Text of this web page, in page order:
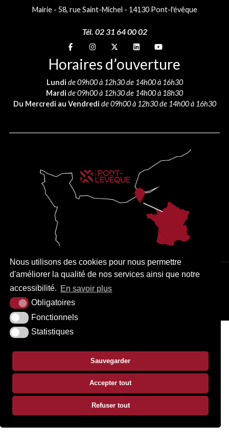
Nous utilisons des cookies pour nous permettre
d'améliorer la qualité de nos services ainsi que notre
accessibilité. En savoir plus
Obligatoires
Fonctionnels
Statistiques
Sauvegarder
Accepter tout
Refuser tout
Mairie - 58, rue Saint-Michel - 14130 Pont-l'évêque
Tél. 02 31 64 00 02
Suivez-nous sur
Suivez-nous sur
Suivez-nous sur
Suivez-nous sur
Suivez-nous sur
Horaires d’ouverture
Lundi de 09h00 à 12h30 de 14h00 à 16h30
Mardi de 09h00 à 12h30 de 14h00 à 18h30
Du Mercredi au Vendredi de 09h00 à 12h30 de 14h00 à 16h30
PLAN DU SITE MENTIONS LÉGALES ACCESSIBILITÉ